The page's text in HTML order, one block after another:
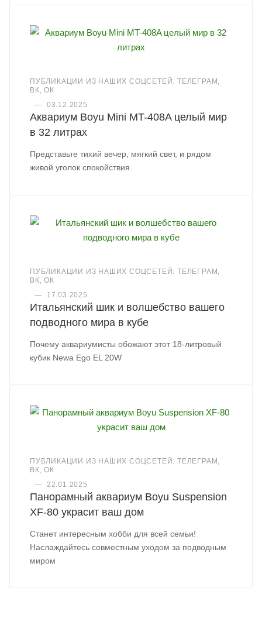
ПУБЛИКАЦИИ ИЗ НАШИХ СОЦСЕТЕЙ: ТЕЛЕГРАМ,
ВК, ОК
—
03.12.2025
Аквариум Boyu Mini MT-408A целый мир
в 32 литрах
Представьте тихий вечер, мягкий свет, и рядом
живой уголок спокойствия.
ПУБЛИКАЦИИ ИЗ НАШИХ СОЦСЕТЕЙ: ТЕЛЕГРАМ,
ВК, ОК
—
17.03.2025
Итальянский шик и волшебство вашего
подводного мира в кубе
Почему аквариумисты обожают этот 18-литровый
кубик Newa Ego EL 20W
ПУБЛИКАЦИИ ИЗ НАШИХ СОЦСЕТЕЙ: ТЕЛЕГРАМ,
ВК, ОК
—
22.01.2025
Панорамный аквариум Boyu Suspension
XF-80 украсит ваш дом
Станет интересным хобби для всей семьи!
Наслаждайтесь совместным уходом за подводным
миром